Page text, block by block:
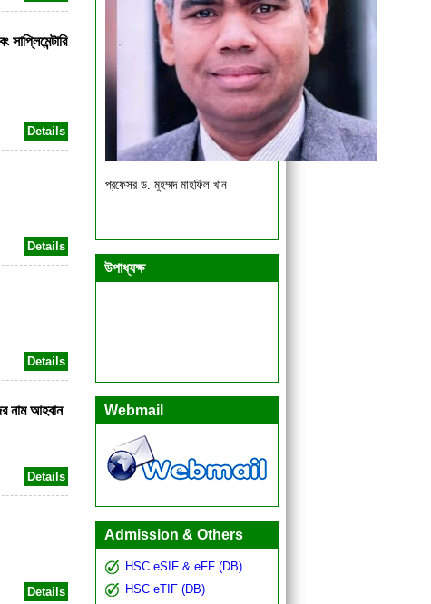
Details
Details
Details
নাম আহবান
Details
Details
প্রফেসর ড. মুহম্মদ মাহফিল খান
উপাধ্যক্ষ
Webmail
Admission & Others
HSC eSIF & eFF (DB)
HSC eTIF (DB)